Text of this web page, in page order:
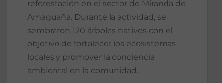
reforestación en el sector de Miranda de
Amaguaña. Durante la actividad, se
sembraron 120 árboles nativos con el
objetivo de fortalecer los ecosistemas
locales y promover la conciencia
ambiental en la comunidad.